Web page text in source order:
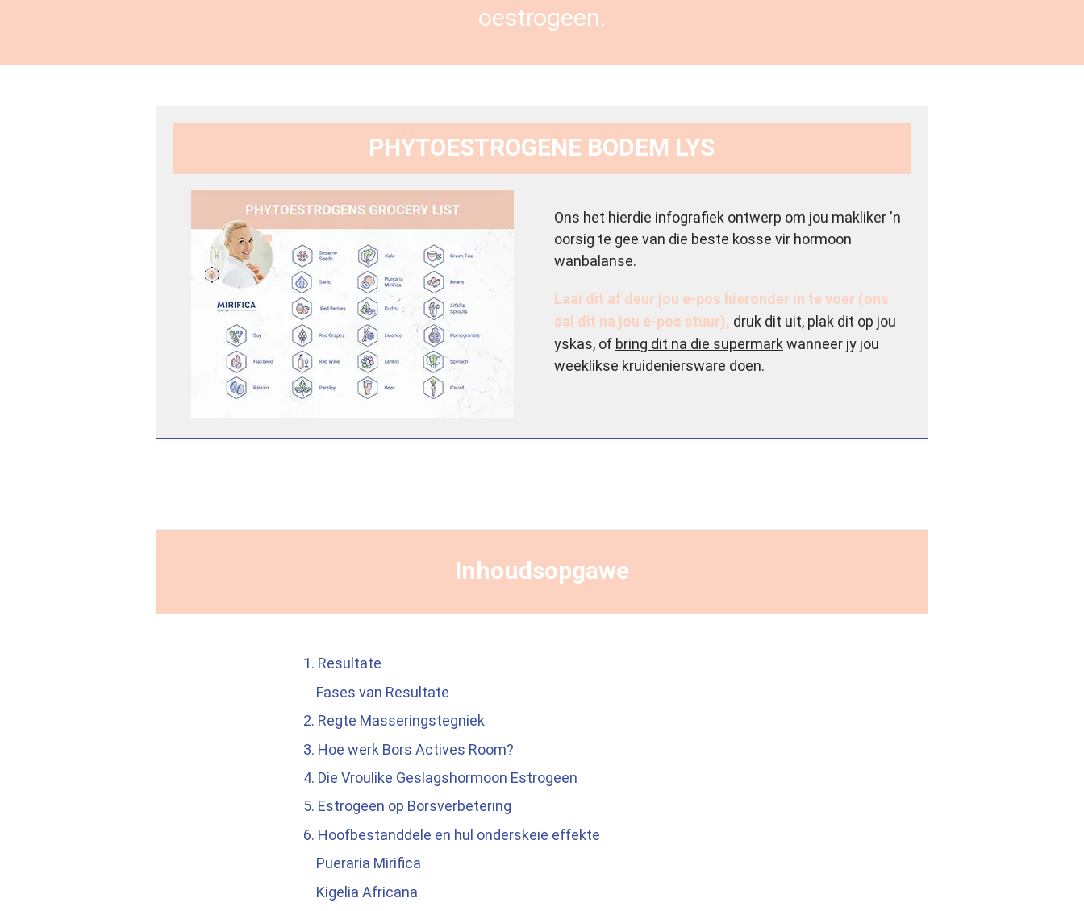
oestrogeen.
PHYTOESTROGENE BODEM LYS
Ons het hierdie infografiek ontwerp om jou makliker 'n
oorsig te gee van die beste kosse vir hormoon
wanbalanse.
Laai dit af deur jou e-pos hieronder in te voer (ons
sal dit na jou e-pos stuur), druk dit uit, plak dit op jou
yskas, of bring dit na die supermark wanneer jy jou
weeklikse kruideniersware doen.
Inhoudsopgawe
1. Resultate
Fases van Resultate
2. Regte Masseringstegniek
3. Hoe werk Bors Actives Room?
4. Die Vroulike Geslagshormoon Estrogeen
5. Estrogeen op Borsverbetering
6. Hoofbestanddele en hul onderskeie effekte
Pueraria Mirifica
Kigelia Africana